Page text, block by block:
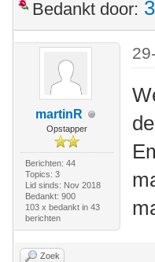
Bedankt door:
martinR
Opstapper
Berichten: 44
Topics: 3
Lid sinds: Nov 2018
Bedankt: 900
103 x bedankt in 43
berichten
Zoek